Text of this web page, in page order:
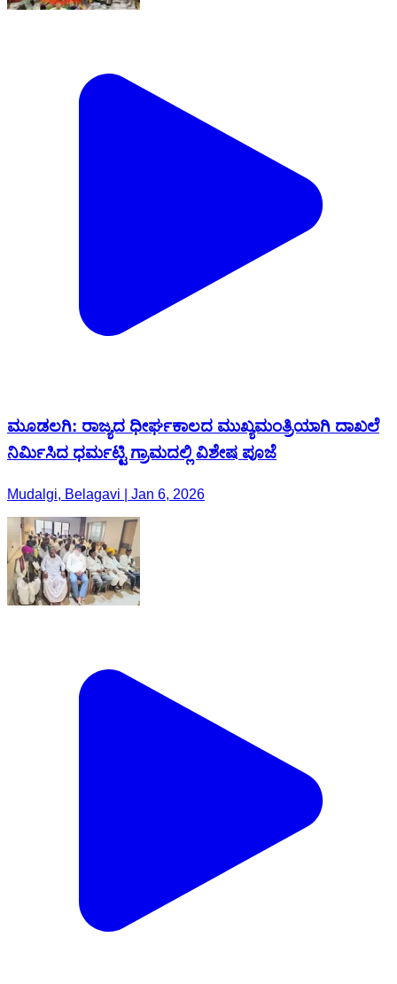
ಮೂಡಲಗಿ: ರಾಜ್ಯದ ಧೀರ್ಘಕಾಲದ ಮುಖ್ಯಮಂತ್ರಿಯಾಗಿ ದಾಖಲೆ
ನಿರ್ಮಿಸಿದ ಧರ್ಮಟ್ಟಿ ಗ್ರಾಮದಲ್ಲಿ ವಿಶೇಷ ಪೂಜೆ
Mudalgi, Belagavi | Jan 6, 2026